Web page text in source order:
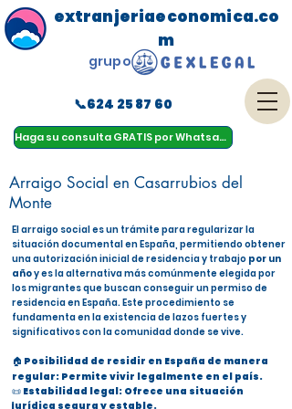
Haga su consulta GRATIS por Whatsapp
menu
extranjeriaeconomica.co
m
📞624 25 87 60
grupo
Arraigo Social en Casarrubios del
Monte
El arraigo social es un trámite para regularizar la
situación documental en España, permitiendo obtener
una autorización inicial de residencia y trabajo por un
añoy es la alternativa más comúnmente elegida por
los migrantes que buscan conseguir un permiso de
residencia en España. Este procedimiento se
fundamenta en la existencia de lazos fuertes y
significativos con la comunidad donde se vive.
🏠 Posibilidad de residir en España de manera
regular: Permite vivir legalmente en el país.
📜 Estabilidad legal: Ofrece una situación
jurídica segura y estable.